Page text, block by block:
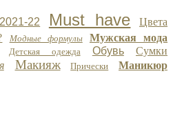
22 Must have Цвета
Модные формулы
Мужская мода
Детская одежда Обувь Сумки
Макияж Прически
Маникюр